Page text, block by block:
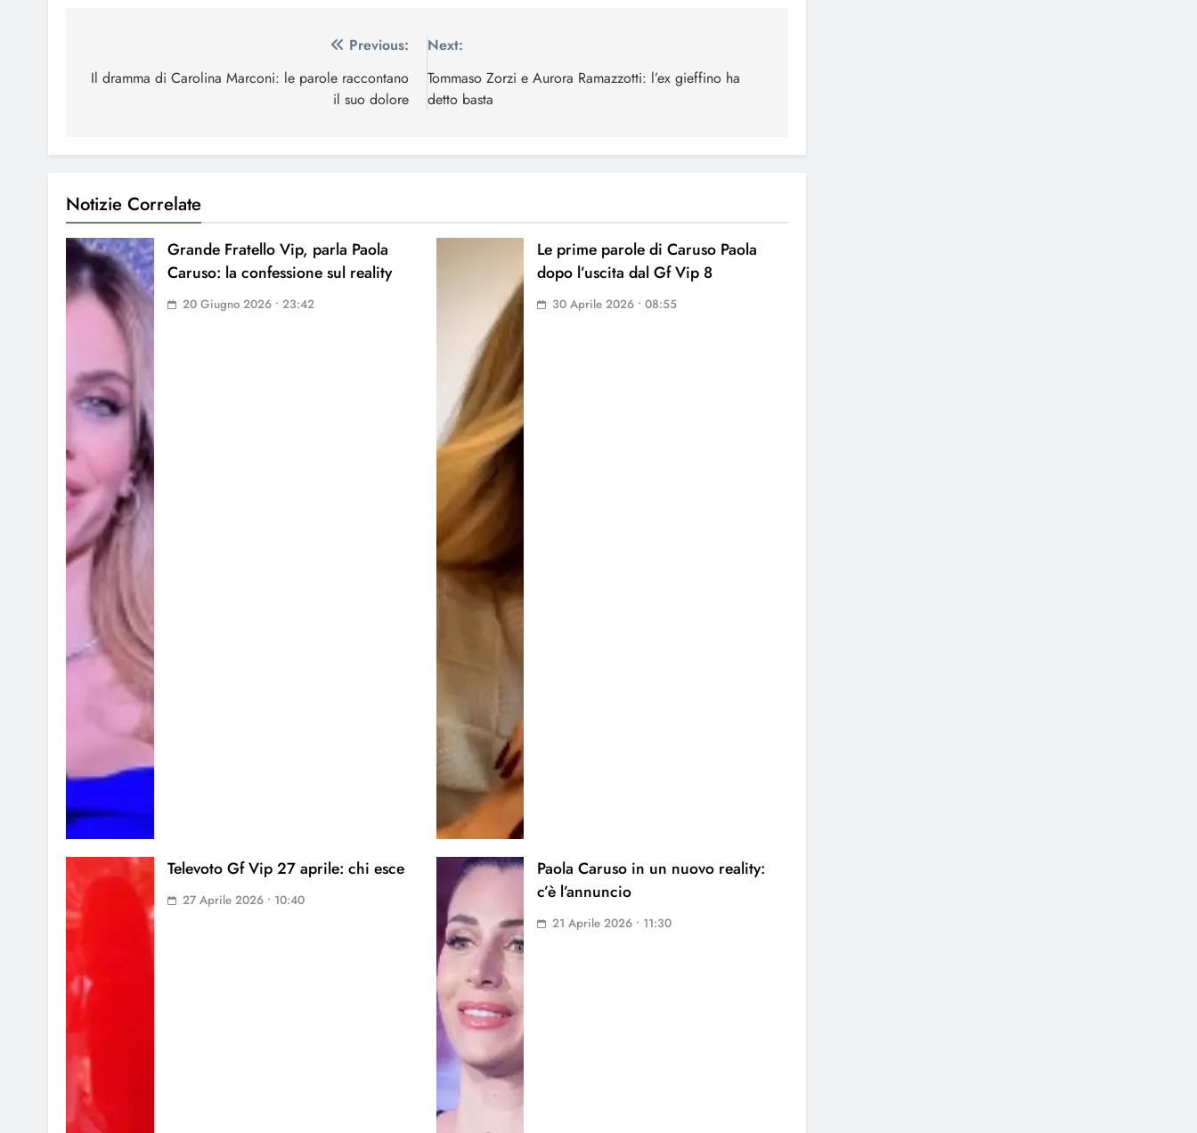
articoli
Previous:
Il dramma di Carolina Marconi: le parole raccontano
il suo dolore
Next:
Tommaso Zorzi e Aurora Ramazzotti: l’ex gieffino ha
detto basta
Notizie Correlate
Grande Fratello Vip, parla Paola
Caruso: la confessione sul reality
20 Giugno 2026 • 23:42
Le prime parole di Caruso Paola
dopo l’uscita dal Gf Vip 8
30 Aprile 2026 • 08:55
Televoto Gf Vip 27 aprile: chi esce
27 Aprile 2026 • 10:40
Paola Caruso in un nuovo reality:
c’è l’annuncio
21 Aprile 2026 • 11:30